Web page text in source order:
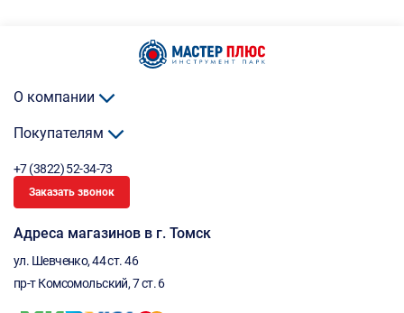
О компании
Покупателям
+7 (3822) 52-34-73
Заказать звонок
Адреса магазинов в г. Томск
ул. Шевченко, 44 ст. 46
пр-т Комсомольский, 7 ст. 6